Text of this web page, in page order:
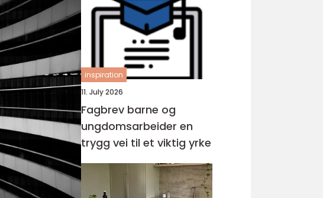
inspiration
11. July 2026
Fagbrev barne og
ungdomsarbeider en
trygg vei til et viktig yrke